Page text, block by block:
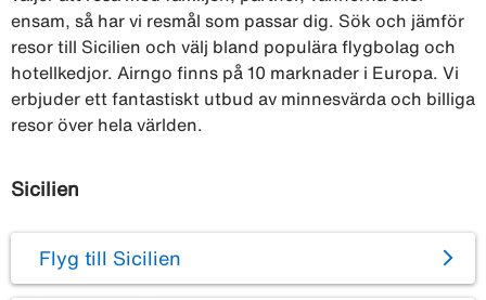
ensam, så har vi resmål som passar dig. Sök och jämför
resor till Sicilien och välj bland populära flygbolag och
hotellkedjor. Airngo finns på 10 marknader i Europa. Vi
erbjuder ett fantastiskt utbud av minnesvärda och billiga
resor över hela världen.
Sicilien
Flyg till Sicilien